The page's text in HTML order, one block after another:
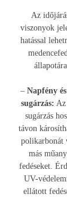
Az
viszonyok
hatással
állapotára.
– Napfény
sugárzás:
sugárzás
távon
polikarbonát
más
fedéseket.
UV-
ellátott